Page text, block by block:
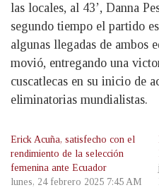
las locales, al 43’, Danna
segundo tiempo el partido
algunas llegadas de ambos
movió, entregando una
cuscatlecas en su inicio de
eliminatorias mundialistas.
Erick Acuña, satisfecho con el
rendimiento de la selección
femenina ante Ecuador
lunes, 24 febrero 2025 7:45 AM